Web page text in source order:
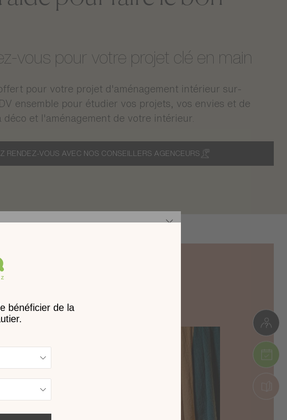
4kg
des colis Colis 1 : 45 x 55 x 45 cm (4kg)
vous pour votre projet clé en main
pour votre projet d'aménagement intérieur sur-
ensemble pour étudier vos projets, vos envies et de
déco et l'aménagement de votre intérieur.
RENDEZ-VOUS AVEC NOS CONSEILLERS AGENCEURS
catalogue
l’inspiration en découvrant
collections sur l’écran de votre
RECEVOIR LE CATALOGUE 2026